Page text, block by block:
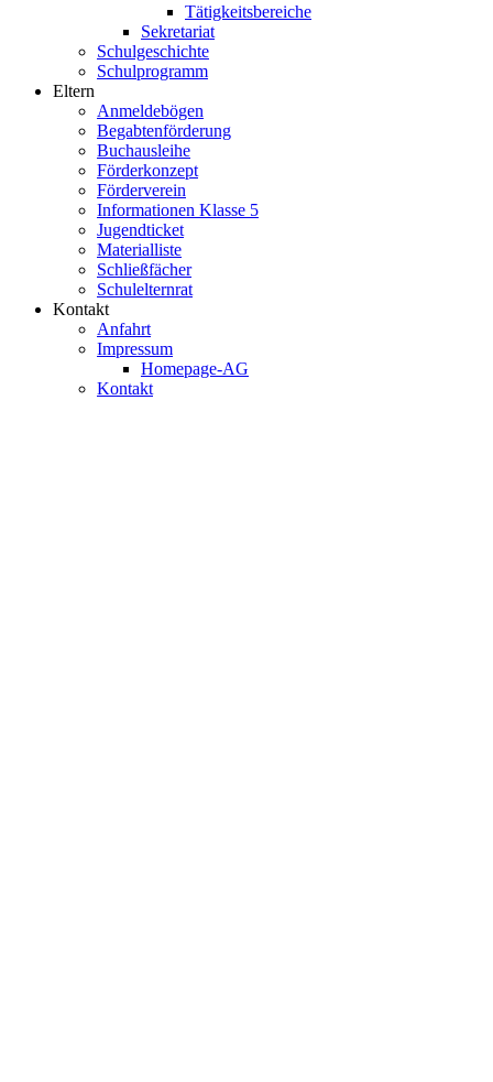
Tätigkeitsbereiche
Sekretariat
Schulgeschichte
Schulprogramm
Eltern
Anmeldebögen
Begabtenförderung
Buchausleihe
Förderkonzept
Förderverein
Informationen Klasse 5
Jugendticket
Materialliste
Schließfächer
Schulelternrat
Kontakt
Anfahrt
Impressum
Homepage-AG
Kontakt